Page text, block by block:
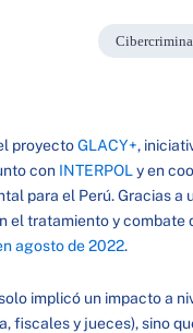
proyectoGLACY+,
con INTERPOL y en
para el Perú. Gracias
el tratamiento y combate
agosto de 2022.
implicó un impacto a
fiscales y jueces), sino